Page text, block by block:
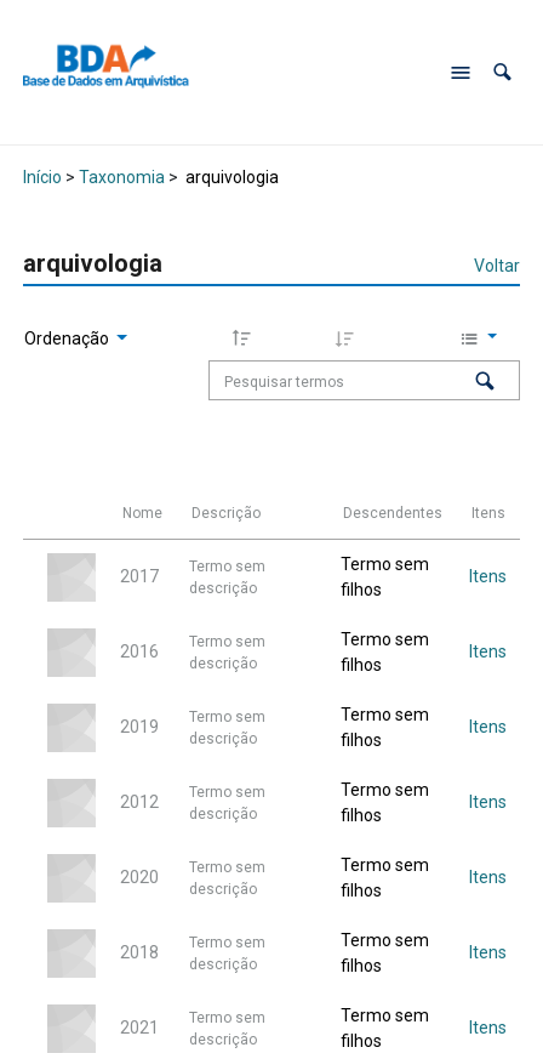
Início > Taxonomia > arquivologia
arquivologia Voltar
Ordenação
Nome Descrição Descendentes Itens
2017
Termo sem
descrição
Termo sem
filhos
Itens
2016
Termo sem
descrição
Termo sem
filhos
Itens
2019
Termo sem
descrição
Termo sem
filhos
Itens
2012
Termo sem
descrição
Termo sem
filhos
Itens
2020
Termo sem
descrição
Termo sem
filhos
Itens
2018
Termo sem
descrição
Termo sem
filhos
Itens
2021
Termo sem
descrição
Termo sem
filhos
Itens